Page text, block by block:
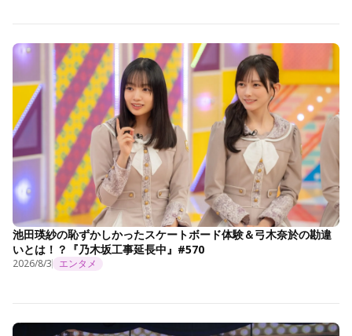
池田瑛紗の恥ずかしかったスケートボード体験＆弓木奈於の勘違
いとは！？『乃木坂工事延長中』#570
2026/8/3 エンタメ